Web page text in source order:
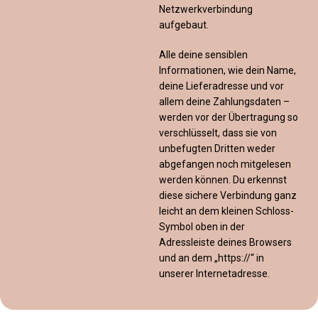
Netzwerkverbindung
aufgebaut.
Alle deine sensiblen
Informationen, wie dein Name,
deine Lieferadresse und vor
allem deine Zahlungsdaten –
werden vor der Übertragung so
verschlüsselt, dass sie von
unbefugten Dritten weder
abgefangen noch mitgelesen
werden können. Du erkennst
diese sichere Verbindung ganz
leicht an dem kleinen Schloss-
Symbol oben in der
Adressleiste deines Browsers
und an dem „https://“ in
unserer Internetadresse.